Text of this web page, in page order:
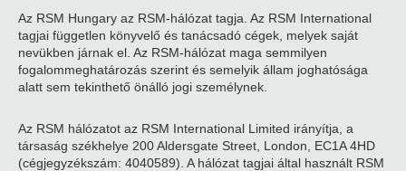
Az RSM Hungary az RSM-hálózat tagja. Az RSM International
tagjai független könyvelő és tanácsadó cégek, melyek saját
nevükben járnak el. Az RSM-hálózat maga semmilyen
fogalommeghatározás szerint és semelyik állam joghatósága
alatt sem tekinthető önálló jogi személynek.
Az RSM hálózatot az RSM International Limited irányítja, a
társaság székhelye 200 Aldersgate Street, London, EC1A 4HD
(cégjegyzékszám: 4040589). A hálózat tagjai által használt RSM